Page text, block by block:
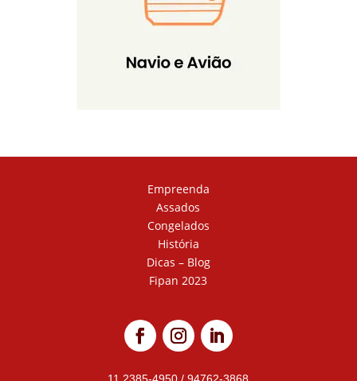
Empreenda
Assados
Congelados
História
Dicas – Blog
Fipan 2023
11 2385-4950/ 94762-3868